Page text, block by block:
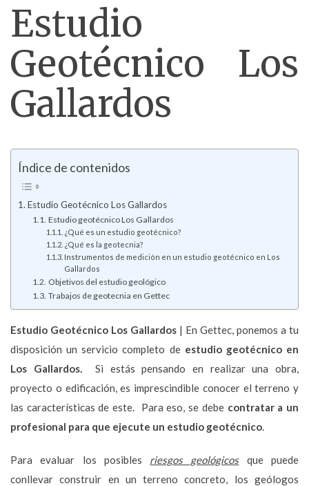
Estudio
Geotécnico Los
Gallardos
Índice de contenidos
Estudio Geotécnico Los Gallardos
Estudio geotécnico Los Gallardos
¿Qué es un estudio geotécnico?
¿Qué es la geotecnia?
Instrumentos de medición en un estudio geotécnico en Los
Gallardos
Objetivos del estudio geológico
Trabajos de geotecnia en Gettec
Estudio Geotécnico Los Gallardos | En Gettec, ponemos a tu
disposición un servicio completo de estudio geotécnico en
Los Gallardos. Si estás pensando en realizar una obra,
proyecto o edificación, es imprescindible conocer el terreno y
las características de este. Para eso, se debe contratar a un
profesional para que ejecute un estudio geotécnico.
Para evaluar los posibles riesgos geológicosque puede
conllevar construir en un terreno concreto, los geólogos